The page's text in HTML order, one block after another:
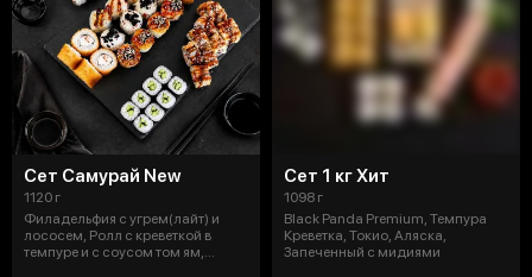
Сет Самурай New
1120 г
Филадельфия с угрем(лайт) и
лососем, Ролл с креветкой в
темпуре и с соусом том ям,
Сет 1 кг Хит
1098 г
Black Panda Premium, Темпура
Креветка, Токио, Аляска,
Запеченный с мидиями